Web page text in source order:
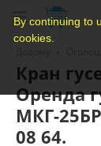
By continuing to
cookies.
Кран
Оренда
МКГ-
08 64.